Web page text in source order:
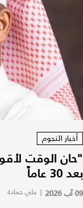
أخبار النجوم
"حان الوقت
بعد 30 عاماً
09 آب 2026 | علي حمادة